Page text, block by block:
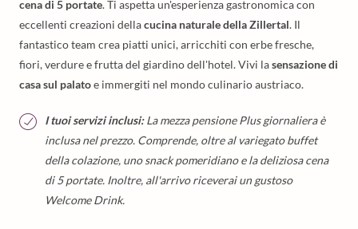
cena di 5 portate. Ti aspetta un'esperienza gastronomica con
eccellenti creazioni dellacucina naturale della Zillertal. Il
fantastico team crea piatti unici, arricchiti con erbe fresche,
fiori, verdure e frutta del giardino dell'hotel. Vivi lasensazione di
casa sul palatoe immergiti nel mondo culinario austriaco.
I tuoi servizi inclusi:La mezza pensione Plus giornaliera è
inclusa nel prezzo. Comprende, oltre al variegato buffet
della colazione, uno snack pomeridiano e la deliziosa cena
di 5 portate. Inoltre, all'arrivo riceverai un gustoso
Welcome Drink.